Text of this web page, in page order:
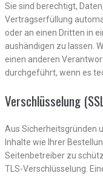
Sie sind berechtigt,
Vertragserfüllung
oder an einen Dritten in
aushändigen zu lassen.
einen anderen
durchgeführt, wenn es
Verschlüsselung
Aus Sicherheitsgründen
Inhalte wie Ihrer
Seitenbetreiber zu
TLS-Verschlüsselung.